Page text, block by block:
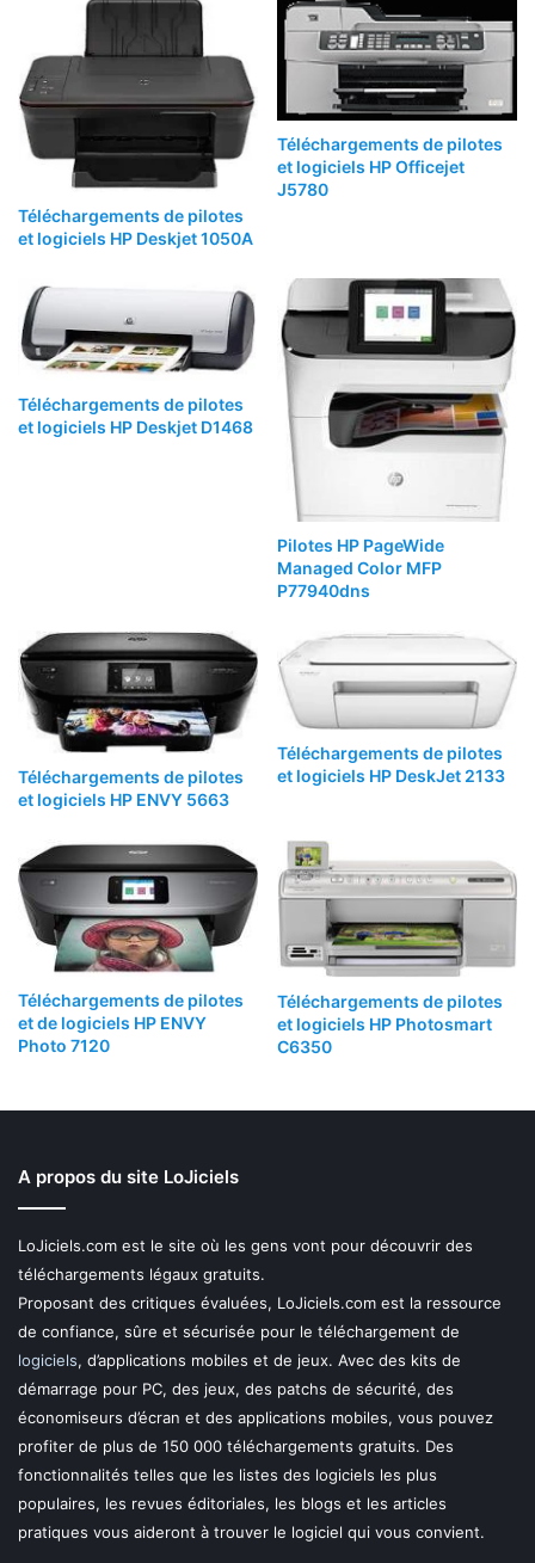
Téléchargements de pilotes
et logiciels HP Deskjet 1050A
Téléchargements de pilotes
et logiciels HP Officejet
J5780
Téléchargements de pilotes
et logiciels HP Deskjet D1468
Pilotes HP PageWide
Managed Color MFP
P77940dns
Téléchargements de pilotes
et logiciels HP ENVY 5663
Téléchargements de pilotes
et logiciels HP DeskJet 2133
Téléchargements de pilotes
et de logiciels HP ENVY
Photo 7120
Téléchargements de pilotes
et logiciels HP Photosmart
C6350
A propos du site LoJiciels
LoJiciels.com est le site où les gens vont pour découvrir des
téléchargements légaux gratuits.
Proposant des critiques évaluées, LoJiciels.com est la ressource
de confiance, sûre et sécurisée pour le téléchargement de
logiciels, d’applications mobiles et de jeux. Avec des kits de
démarrage pour PC, des jeux, des patchs de sécurité, des
économiseurs d’écran et des applications mobiles, vous pouvez
profiter de plus de 150 000 téléchargements gratuits. Des
fonctionnalités telles que les listes des logiciels les plus
populaires, les revues éditoriales, les blogs et les articles
pratiques vous aideront à trouver le logiciel qui vous convient.